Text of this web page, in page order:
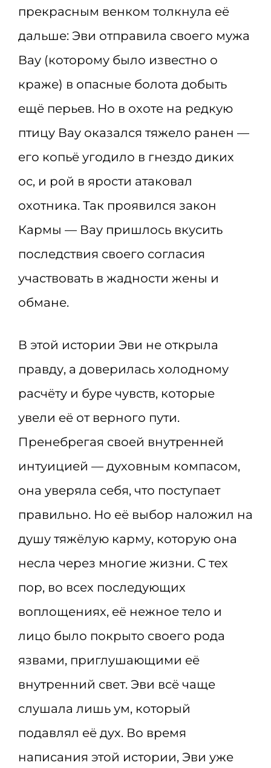
прекрасным венком толкнула её
дальше: Эви отправила своего мужа
Вау (которому было известно о
краже) в опасные болота добыть
ещё перьев. Но в охоте на редкую
птицу Вау оказался тяжело ранен —
его копьё угодило в гнездо диких
ос, и рой в ярости атаковал
охотника. Так проявился закон
Кармы — Вау пришлось вкусить
последствия своего согласия
участвовать в жадности жены и
обмане.
В этой истории Эви не открыла
правду, а доверилась холодному
расчёту и буре чувств, которые
увели её от верного пути.
Пренебрегая своей внутренней
интуицией — духовным компасом,
она уверяла себя, что поступает
правильно. Но её выбор наложил на
душу тяжёлую карму, которую она
несла через многие жизни. С тех
пор, во всех последующих
воплощениях, её нежное тело и
лицо было покрыто своего рода
язвами, приглушающими её
внутренний свет. Эви всё чаще
слушала лишь ум, который
подавлял её дух. Во время
написания этой истории, Эви уже